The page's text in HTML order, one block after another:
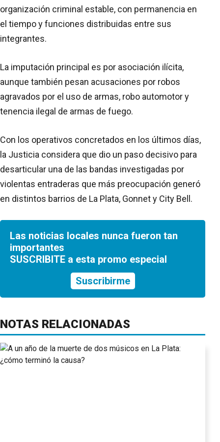
organización criminal estable, con permanencia en
el tiempo y funciones distribuidas entre sus
integrantes.
La imputación principal es por asociación ilícita,
aunque también pesan acusaciones por robos
agravados por el uso de armas, robo automotor y
tenencia ilegal de armas de fuego.
Con los operativos concretados en los últimos días,
la Justicia considera que dio un paso decisivo para
desarticular una de las bandas investigadas por
violentas entraderas que más preocupación generó
en distintos barrios de La Plata, Gonnet y City Bell.
Las noticias locales nunca fueron tan
importantes
SUSCRIBITE a esta promo especial
Suscribirme
NOTAS RELACIONADAS